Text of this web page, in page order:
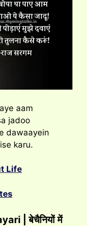
aam
jadoo
dawaayein
karu.
Life
| बेचैनियों में